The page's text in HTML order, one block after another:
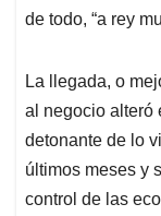
de todo, “a rey
La llegada, o
al negocio alteró
detonante de lo
últimos meses y
control de las